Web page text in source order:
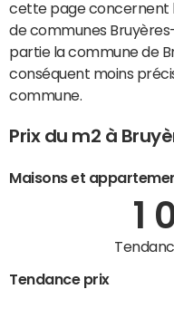
cette page concernent
de communes
partie la commune de
conséquent moins
commune.
Prix du m2 à
Maisons et
1
Tendance prix